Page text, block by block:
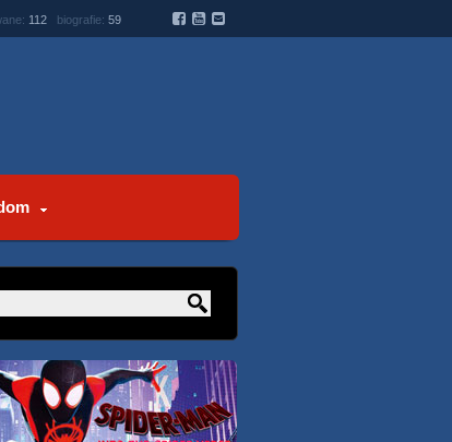
112 biografie: 59